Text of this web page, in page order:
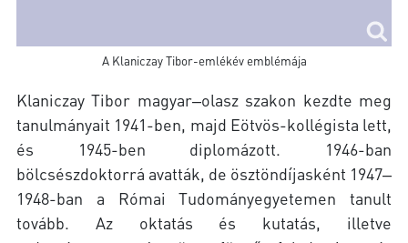
A Klaniczay Tibor-emlékév emblémája
Klaniczay Tibor magyar‒olasz szakon kezdte meg
tanulmányait 1941-ben, majd Eötvös-kollégista lett,
és 1945-ben diplomázott. 1946-ban
bölcsészdoktorrá avatták, de ösztöndíjasként 1947‒
1948-ban a Római Tudományegyetemen tanult
tovább. Az oktatás és kutatás, illetve